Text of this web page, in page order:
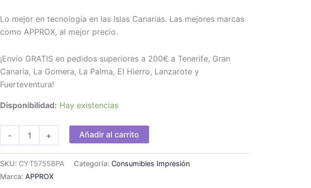
Lo mejor en tecnología en las Islas Canarias. Las mejores marcas
como APPROX, al mejor precio.
¡Envío GRATIS en pedidos superiores a 200€ a Tenerife, Gran
Canaria, La Gomera, La Palma, El Hierro, Lanzarote y
Fuerteventura!
Disponibilidad: Hay existencias
-
Térmico
57x55mm
+ Añadir al carrito
SKU: CYT5755BPA Categoría:Consumibles Impresión
Marca:APPROX